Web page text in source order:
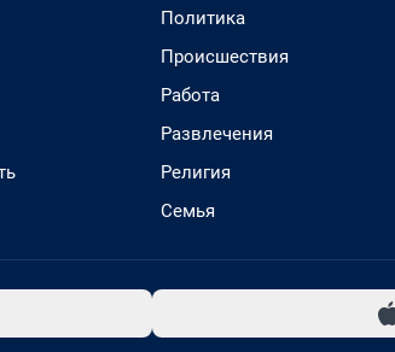
Политика
Происшествия
Работа
Развлечения
Религия
Семья